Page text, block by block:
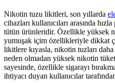
Nikotin tuzu likitleri, son yıllarda
cihazları kullanıcıları arasında
tütün ürünleridir. Özellikle yüksek
yumuşak içim özellikleriyle dikkat
likitlere kıyasla, nikotin tuzları
neden olmadan yüksek nikotin
sayesinde, özellikle sigarayı
ihtiyacı duyan kullanıcılar